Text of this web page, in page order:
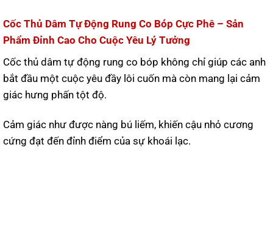
Cốc Thủ Dâm Tự Động Rung Co Bóp Cực Phê – Sản
Phẩm Đỉnh Cao Cho Cuộc Yêu Lý Tưởng
Cốc thủ dâm tự động rung co bóp không chỉ giúp các anh
bắt đầu một cuộc yêu đầy lôi cuốn mà còn mang lại cảm
giác hưng phấn tột độ.
Cảm giác như được nàng bú liếm, khiến cậu nhỏ cương
cứng đạt đến đỉnh điểm của sự khoái lạc.